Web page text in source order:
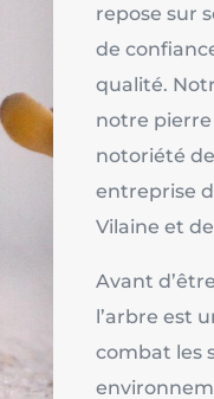
repose sur
de
qualité.
notre
notoriété
entreprise
Vilaine et
Avant
l’arbre est
combat les